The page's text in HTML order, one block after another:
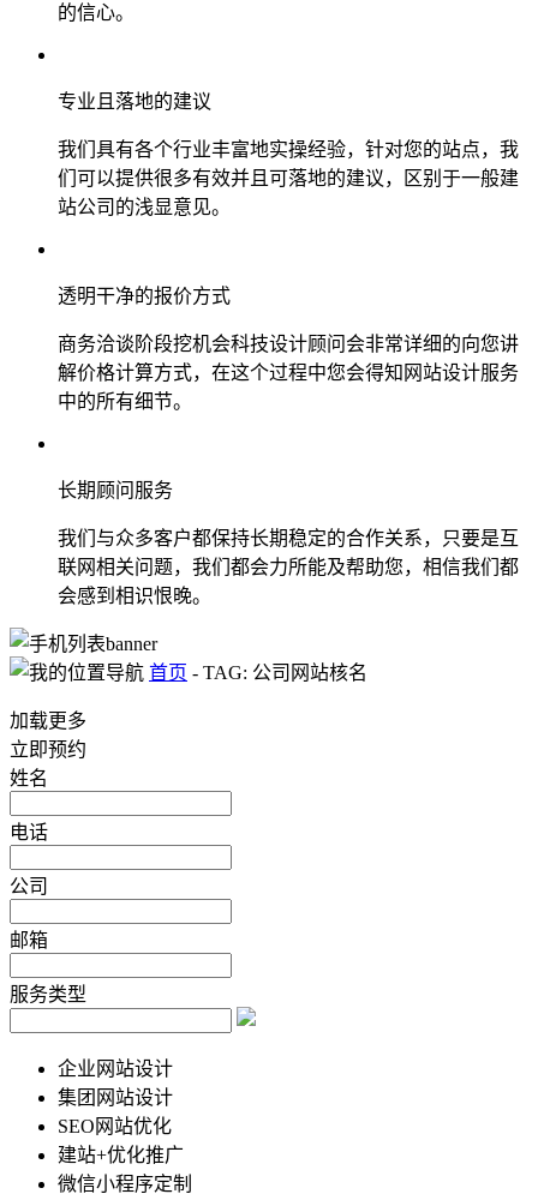
的信心。
专业且落地的建议
我们具有各个行业丰富地实操经验，针对您的站点，我
们可以提供很多有效并且可落地的建议，区别于一般建
站公司的浅显意见。
透明干净的报价方式
商务洽谈阶段挖机会科技设计顾问会非常详细的向您讲
解价格计算方式，在这个过程中您会得知网站设计服务
中的所有细节。
长期顾问服务
我们与众多客户都保持长期稳定的合作关系，只要是互
联网相关问题，我们都会力所能及帮助您，相信我们都
会感到相识恨晚。
首页 - TAG: 公司网站核名
加载更多
立即预约
姓名
电话
公司
邮箱
服务类型
企业网站设计
集团网站设计
SEO网站优化
建站+优化推广
微信小程序定制